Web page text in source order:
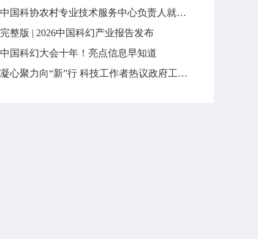
中国科协农村专业技术服务中心负责人就《关于推进新时代农村专业技术协会高质量发展的意见》答问
完整版 | 2026中国科幻产业报告发布
中国科幻大会十年！亮点信息早知道
凝心聚力向“新”行 科技工作者热议政府工作报告